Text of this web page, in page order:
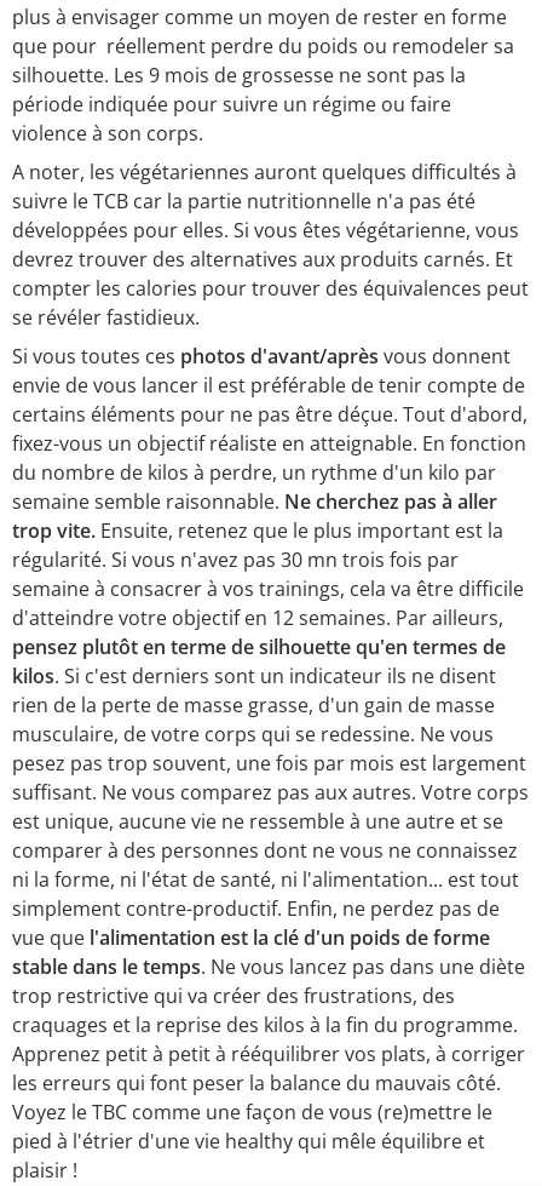
plus à envisager comme un moyen de rester en forme
que pour réellement perdre du poids ou remodeler sa
silhouette. Les 9 mois de grossesse ne sont pas la
période indiquée pour suivre un régime ou faire
violence à son corps.
A noter, les végétariennes auront quelques difficultés à
suivre le TCB car la partie nutritionnelle n'a pas été
développées pour elles. Si vous êtes végétarienne, vous
devrez trouver des alternatives aux produits carnés. Et
compter les calories pour trouver des équivalences peut
se révéler fastidieux.
Si vous toutes ces photos d'avant/après vous donnent
envie de vous lancer il est préférable de tenir compte de
certains éléments pour ne pas être déçue. Tout d'abord,
fixez-vous un objectif réaliste en atteignable. En fonction
du nombre de kilos à perdre, un rythme d'un kilo par
semaine semble raisonnable. Ne cherchez pas à aller
trop vite. Ensuite, retenez que le plus important est la
régularité. Si vous n'avez pas 30 mn trois fois par
semaine à consacrer à vos trainings, cela va être difficile
d'atteindre votre objectif en 12 semaines. Par ailleurs,
pensez plutôt en terme de silhouette qu'en termes de
kilos. Si c'est derniers sont un indicateur ils ne disent
rien de la perte de masse grasse, d'un gain de masse
musculaire, de votre corps qui se redessine. Ne vous
pesez pas trop souvent, une fois par mois est largement
suffisant. Ne vous comparez pas aux autres. Votre corps
est unique, aucune vie ne ressemble à une autre et se
comparer à des personnes dont ne vous ne connaissez
ni la forme, ni l'état de santé, ni l'alimentation... est tout
simplement contre-productif. Enfin, ne perdez pas de
vue que l'alimentation est la clé d'un poids de forme
stable dans le temps. Ne vous lancez pas dans une diète
trop restrictive qui va créer des frustrations, des
craquages et la reprise des kilos à la fin du programme.
Apprenez petit à petit à rééquilibrer vos plats, à corriger
les erreurs qui font peser la balance du mauvais côté.
Voyez le TBC comme une façon de vous (re)mettre le
pied à l'étrier d'une vie healthy qui mêle équilibre et
plaisir !